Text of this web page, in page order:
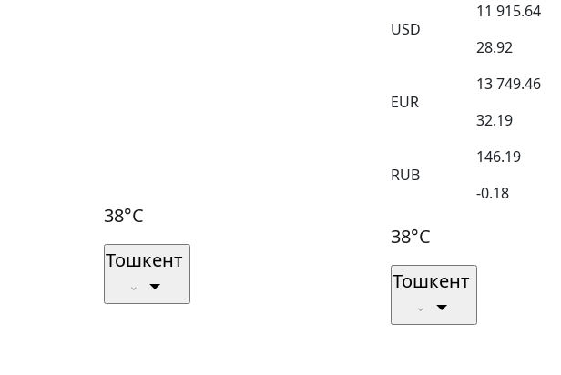
38°C
Тошкент
USD
11 915.64
28.92
EUR
13 749.46
32.19
RUB
146.19
-0.18
38°C
Тошкент